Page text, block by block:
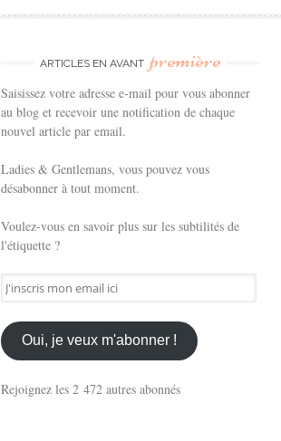
ARTICLES EN AVANT première
Saisissez votre adresse e-mail pour vous abonner
au blog et recevoir une notification de chaque
nouvel article par email.
Ladies & Gentlemans, vous pouvez vous
désabonner à tout moment.
Voulez-vous en savoir plus sur les subtilités de
l'étiquette ?
J'inscris
mon
email
ici
Oui, je veux m'abonner !
Rejoignez les 2 472 autres abonnés